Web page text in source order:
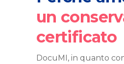
un
certificato
DocuMI, in quanto